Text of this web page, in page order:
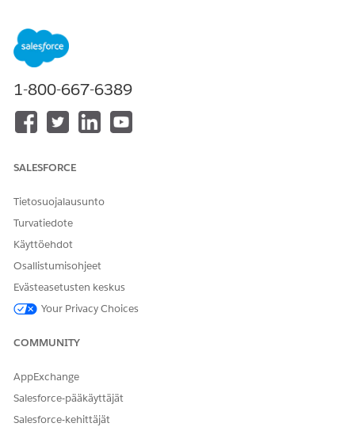
Salesforcen vakio-objekteihin raportointia ja analyysiä varten.
Miten kyselyt toimivat Life Sciences Cloudissa
Käytä kyselyitä kerätäksesi palautetta terveydenhuollon
ammattilaisilta. Luo kutsuja ja määritä, kuka voi osallistua.
Kyselyiden kaappauksen syöttöpisteet
Määritä kyselyiden syöttöpisteet sen perusteella, miten
Aloituspisteiden avulla käyttäjät voivat aloittaa kyselyn
Kyselyiden vastausten synkronointi Salesforce-objekteihin
Synkronoi kyselyiden vastaukset Salesforce-objekteihin
luomalla ajoitetusti käynnistyvä kulku.
Mobiilisovelluksen kokoonpano kyselyille
Määritä tukemien Kyselyt-objektien tietokanta-skeema Life
Luo metadata-välimuisti pakataksesi tietokannan
jota mobiilisovellus voi käyttää offline-käyttöön.
Kyselyn luominen palautteen keräämiseksi
Kerää palautetta ja tietoja terveydenhuollon
ammattilaisilta.
1-800-667-6389
SALESFORCE
Tietosuojalausunto
Turvatiedote
Käyttöehdot
Osallistumisohjeet
Evästeasetusten keskus
Your Privacy Choices
COMMUNITY
AppExchange
Salesforce-pääkäyttäjät
Salesforce-kehittäjät